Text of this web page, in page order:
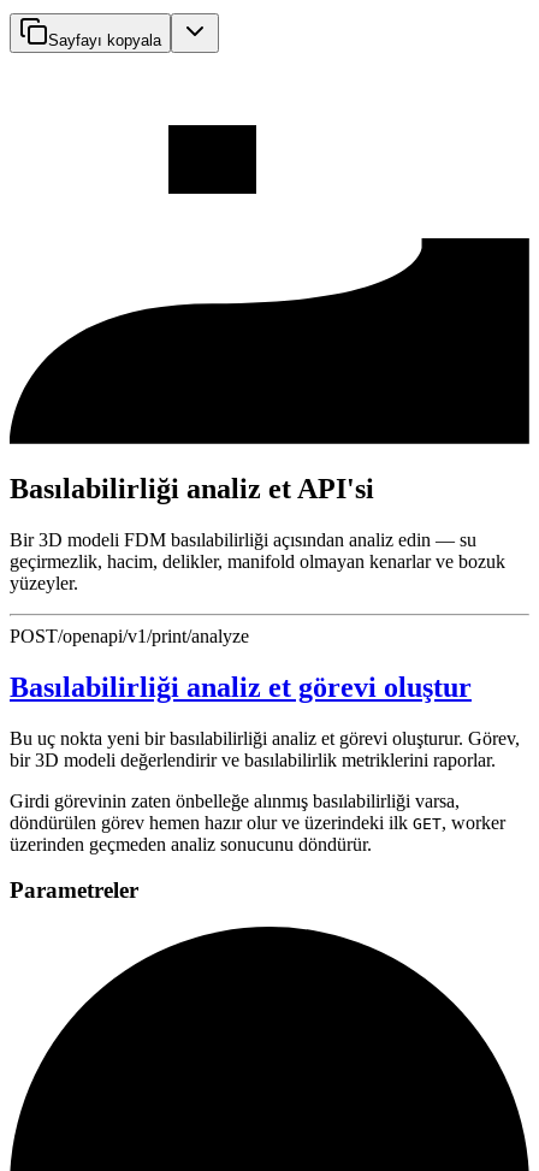
Sayfayı kopyala
Basılabilirliği analiz et API'si
Bir 3D modeli FDM basılabilirliği açısından analiz edin — su
geçirmezlik, hacim, delikler, manifold olmayan kenarlar ve bozuk
yüzeyler.
POST/openapi/v1/print/analyze
Basılabilirliği analiz et görevi oluştur
Bu uç nokta yeni bir basılabilirliği analiz et görevi oluşturur. Görev,
bir 3D modeli değerlendirir ve basılabilirlik metriklerini raporlar.
Girdi görevinin zaten önbelleğe alınmış basılabilirliği varsa,
döndürülen görev hemen hazır olur ve üzerindeki ilk GET, worker
üzerinden geçmeden analiz sonucunu döndürür.
Parametreler